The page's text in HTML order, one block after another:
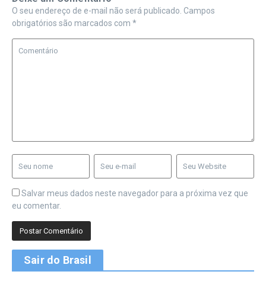
O seu endereço de e-mail não será publicado. Campos
obrigatórios são marcados com *
Salvar meus dados neste navegador para a próxima vez que
eu comentar.
Sair do Brasil